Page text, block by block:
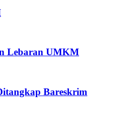
Lebaran UMKM
Bareskrim